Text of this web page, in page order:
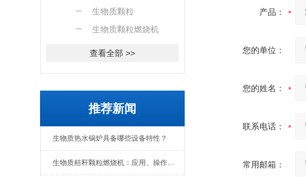
生物质颗粒
生物质颗粒燃烧机
查看全部 >>
推荐新闻
生物质热水锅炉具备哪些设备特性？
生物质秸秆颗粒燃烧机：应用、操作与日常维护全解析
产品：
您的单位：
您的姓名：
联系电话：
常用邮箱：